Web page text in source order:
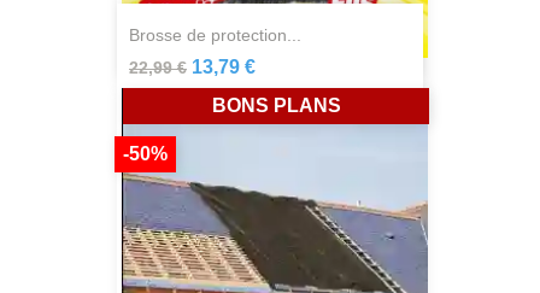
brosse de protection...
22,99 € 13,79 €
-50%
BONS PLANS